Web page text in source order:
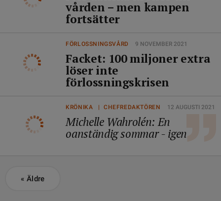
vården – men kampen
fortsätter
FÖRLOSSNINGSVÅRD 9 NOVEMBER 2021
Facket: 100 miljoner extra
löser inte
förlossningskrisen
KRÖNIKA | CHEFREDAKTÖREN 12 AUGUSTI 2021
Michelle Wahrolén: En
oanständig sommar - igen
« Äldre